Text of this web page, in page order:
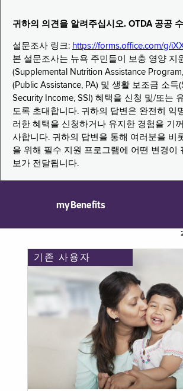
귀하의 의견을 알려주십시오. OTDA 공공
설문조사 링크: https://forms.office.com/g/
본 설문조사는 뉴욕 주민들이 보충 영양 지
(Supplemental Nutrition Assistance
(Public Assistance, PA) 및 생활 보조금 소득
Security Income, SSI) 혜택을 신청 및/또는
도록 초대합니다. 귀하의 답변은 완전히 익
러한 혜택을 신청하거나 유지한 경험을 기
사합니다. 귀하의 답변을 통해 여러분을 비
을 위해 필수 지원 프로그램에 어떤 변경이
보가 전달됩니다.
myBenefits
기존 사용자